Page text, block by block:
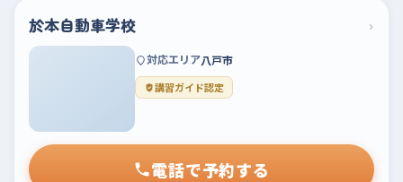
於本自動車学校 ›
対応エリア八戸市
講習ガイド認定
電話で予約する